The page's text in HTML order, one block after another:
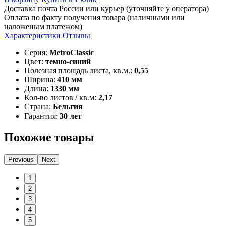
Доставка почта России или курьер (уточняйте у оператора)
Оплата по факту получения товара (наличными или
наложеным платежом)
Характеристики Отзывы
Серия: MetroClassic
Цвет: темно-синий
Полезная площадь листа, кв.м.: 0,55
Ширина: 410 мм
Длина: 1330 мм
Кол-во листов / кв.м: 2,17
Страна: Бельгия
Гарантия: 30 лет
Похожие товары
Previous Next
1
2
3
4
5